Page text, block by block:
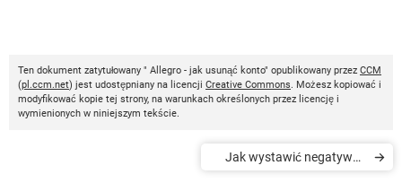
Ten dokument zatytułowany " Allegro - jak usunąć konto" opublikowany przez CCM
(pl.ccm.net) jest udostępniany na licencji Creative Commons. Możesz kopiować i
modyfikować kopie tej strony, na warunkach określonych przez licencję i
wymienionych w niniejszym tekście.
Jak wystawić negatywny